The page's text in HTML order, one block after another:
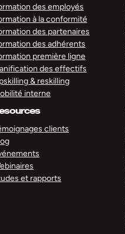
des employés
à la conformité
des partenaires
des adhérents
première ligne
des effectifs
& reskilling
interne
clients
et rapports